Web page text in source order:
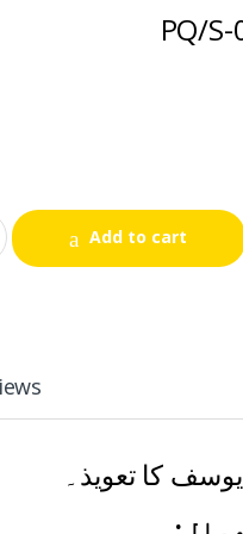
Add to cart
کا تعویذ۔